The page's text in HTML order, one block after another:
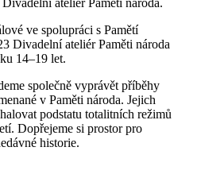
ateliér Paměti národa.
ve spolupráci s Pamětí
Divadelní ateliér Paměti národa
14–19 let.
společně vyprávět příběhy
v Paměti národa. Jejich
podstatu totalitních režimů
Dopřejeme si prostor pro
historie.